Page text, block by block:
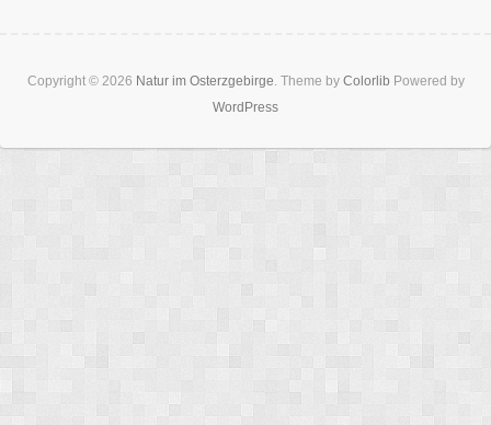
Copyright © 2026 Natur im Osterzgebirge . Theme by Colorlib Powered by
WordPress